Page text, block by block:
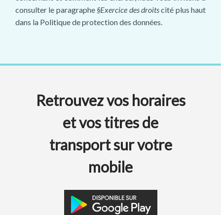
consulter le paragraphe §Exercice des droitscité plus haut
dans la Politique de protection des données.
Retrouvez vos horaires
et vos titres de
transport sur votre
mobile